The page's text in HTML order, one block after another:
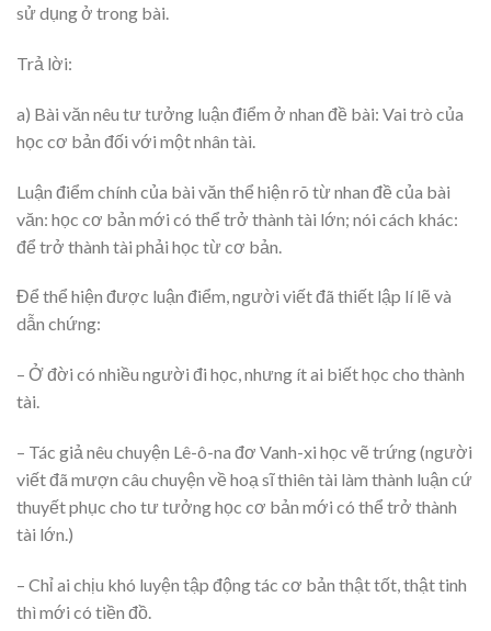
sử dụng ở trong bài.
Trả lời:
a) Bài văn nêu tư tưởng luận điểm ở nhan đề bài: Vai trò của
học cơ bản đối với một nhân tài.
Luận điểm chính của bài văn thể hiện rõ từ nhan đề của bài
văn: học cơ bản mới có thể trở thành tài lớn; nói cách khác:
để trở thành tài phải học từ cơ bản.
Để thể hiện được luận điểm, người viết đã thiết lập lí lẽ và
dẫn chứng:
– Ở đời có nhiều người đi học, nhưng ít ai biết học cho thành
tài.
– Tác giả nêu chuyện Lê-ô-na đơ Vanh-xi học vẽ trứng (người
viết đã mượn câu chuyện về hoạ sĩ thiên tài làm thành luận cứ
thuyết phục cho tư tưởng học cơ bản mới có thể trở thành
tài lớn.)
– Chỉ ai chịu khó luyện tập động tác cơ bản thật tốt, thật tinh
thì mới có tiền đồ.